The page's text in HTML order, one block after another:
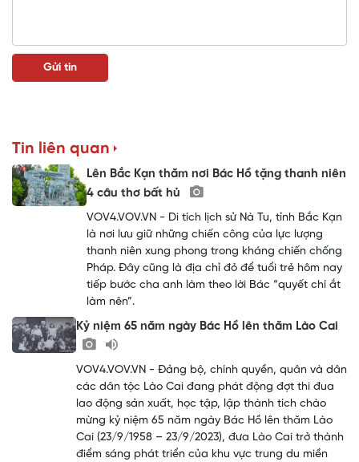
Tin liên quan
Lên Bắc Kạn thăm nơi Bác Hồ tặng thanh niên
4 câu thơ bất hủ
VOV4.VOV.VN - Di tích lịch sử Nà Tu, tỉnh Bắc Kạn
là nơi lưu giữ những chiến công của lực lượng
thanh niên xung phong trong kháng chiến chống
Pháp. Đây cũng là địa chỉ đỏ để tuổi trẻ hôm nay
tiếp bước cha anh làm theo lời Bác “quyết chí ắt
làm nên”.
Kỷ niệm 65 năm ngày Bác Hồ lên thăm Lào Cai
VOV4.VOV.VN - Đảng bộ, chính quyền, quân và dân
các dân tộc Lào Cai đang phát động đợt thi đua
lao động sản xuất, học tập, lập thành tích chào
mừng kỷ niệm 65 năm ngày Bác Hồ lên thăm Lào
Cai (23/9/1958 – 23/9/2023), đưa Lào Cai trở thành
điểm sáng phát triển của khu vực trung du miền